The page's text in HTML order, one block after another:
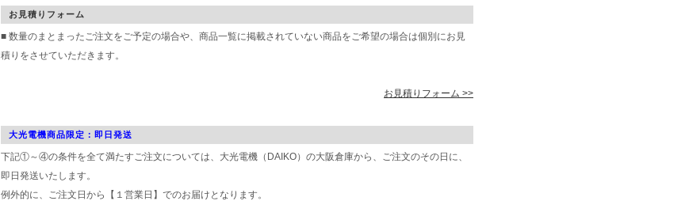
お見積りフォーム
■ 数量のまとまったご注文をご予定の場合や、商品一覧に掲載されていない商品をご希望の場合は個別にお見
積りをさせていただきます。
お見積りフォーム >>
大光電機商品限定：即日発送
下記①～④の条件を全て満たすご注文については、大光電機（DAIKO）の大阪倉庫から、ご注文のその日に、
即日発送いたします。
例外的に、ご注文日から【１営業日】でのお届けとなります。